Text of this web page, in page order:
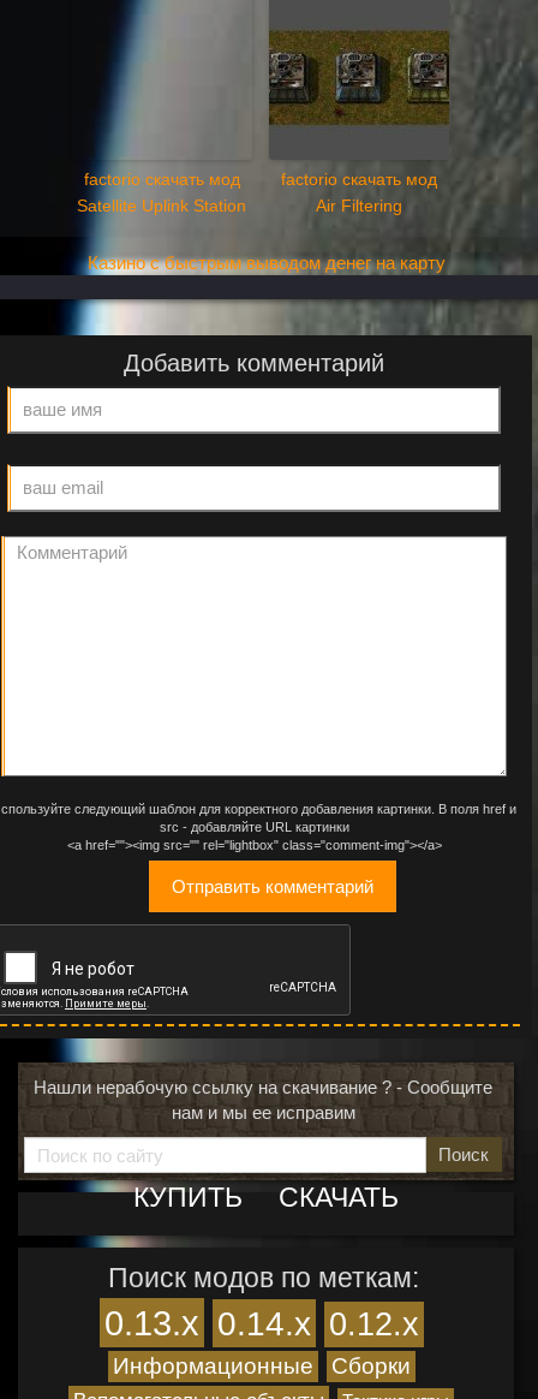
factorio скачать мод
Satellite Uplink Station
factorio скачать мод
Air Filtering
Казино с быстрым выводом денег на карту
Добавить комментарий
следующий шаблон для корректного добавления картинки. В поля href и
src - добавляйте URL картинки
<a href=""><img src="" rel="lightbox" class="comment-img"></a>
Нашли нерабочую ссылку на скачивание ? - Сообщите
нам и мы ее исправим
Поиск
КУПИТЬ СКАЧАТЬ
Поиск модов по меткам:
0.13.x 0.14.x 0.12.x
Информационные Сборки